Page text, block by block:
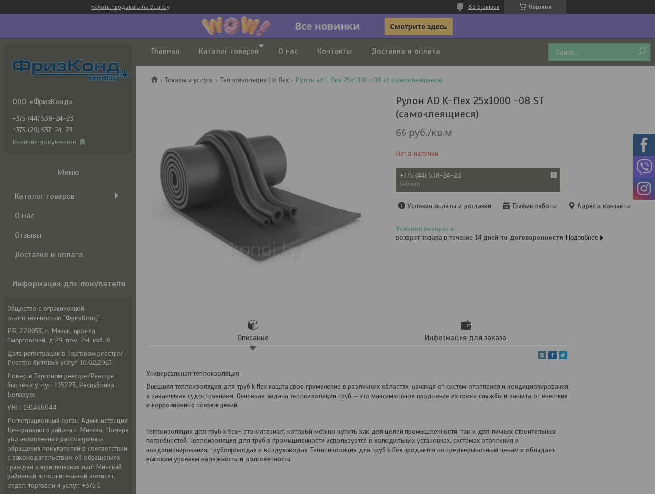
Начать продавать на Deal.by Корзина
89 отзывов
Главная Каталог товаров О нас Контакты Доставка и оплата
Товары и услуги Теплоизоляция | k-flex Рулон ad k-flex 25x1000 -08 st (самоклеящиеся)
Рулон AD K-flex 25x1000 -08 ST
(самоклеящиеся)
66 руб./кв.м
Нет в наличии
+375 (44) 538-24-23
Velcom
Условия оплаты и доставки График работы Адрес и контакты
возврат товара в течение 14 дней по договоренности Подробнее
Описание Информация для заказа
Универсальная теплоизоляция
Внешняя теплоизоляция для труб k flex нашла свое применение в различных областях, начиная от систем отопления и кондиционирования
и заканчивая судостроением. Основная задача теплоизоляции труб – это максимальное продление их срока службы и защита от внешних
и коррозионных повреждений.
Теплоизоляция для труб k flex- это материал, который можно купить как для целей промышленности, так и для личных строительных
потребностей. Теплоизоляция для труб в промышленности используется в холодильных установках, системах отопления и
кондиционирования, трубопроводах и воздуховодах. Теплоизоляция для труб k flex продается по среднерыночным ценам и обладает
высоким уровнем надежности и долговечности.
ООО «ФризКонд»
+375 (44) 538-24-23
+375 (29) 537-24-23
Наличие документов
Каталог товаров
О нас
Отзывы
Доставка и оплата
Информация для покупателя
Общество с ограниченной
ответственностью "ФризКонд"
РБ, 220053, г. Минск, проезд
Сморговский, д.29, пом. 2Н, каб. 8
Дата регистрации в Торговом реестре/
Реестре бытовых услуг: 10.02.2015
Номер в Торговом реестре/Реестре
бытовых услуг: 195223, Республика
Беларусь
УНП: 191466044
Регистрационный орган: Администрация
Центрального района г. Минска, Номера
уполномоченных рассматривать
обращения покупателей в соответствии
с законодательством об обращениях
граждан и юридических лиц: Минский
районный исполнительный комитет,
отдел торговли и услуг: +375 1